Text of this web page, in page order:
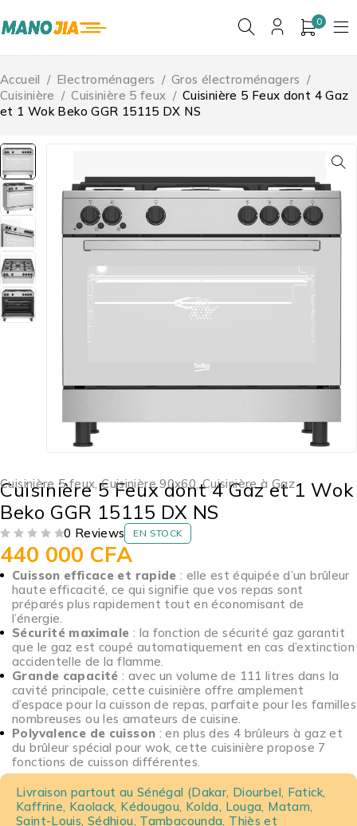
0
Accueil / Electroménagers / Gros électroménagers /
Cuisinière / Cuisinière 5 feux / Cuisinière 5 Feux dont 4 Gaz
et 1 Wok Beko GGR 15115 DX NS
Cuisinière 5 feux ,Cuisinière 90x60 ,Cuisinière à Gaz
Cuisinière 5 Feux dont 4 Gaz et 1 Wok
Beko GGR 15115 DX NS
0 Reviews EN STOCK
440 000 CFA
Cuisson efficace et rapide : elle est équipée d’un brûleur
haute efficacité, ce qui signifie que vos repas sont
préparés plus rapidement tout en économisant de
l’énergie.
Sécurité maximale : la fonction de sécurité gaz garantit
que le gaz est coupé automatiquement en cas d’extinction
accidentelle de la flamme.
Grande capacité : avec un volume de 111 litres dans la
cavité principale, cette cuisinière offre amplement
d’espace pour la cuisson de repas, parfaite pour les familles
nombreuses ou les amateurs de cuisine.
Polyvalence de cuisson : en plus des 4 brûleurs à gaz et
du brûleur spécial pour wok, cette cuisinière propose 7
fonctions de cuisson différentes.
Livraison partout au Sénégal (Dakar, Diourbel, Fatick,
Kaffrine, Kaolack, Kédougou, Kolda, Louga, Matam,
Saint-Louis, Sédhiou, Tambacounda, Thiès et